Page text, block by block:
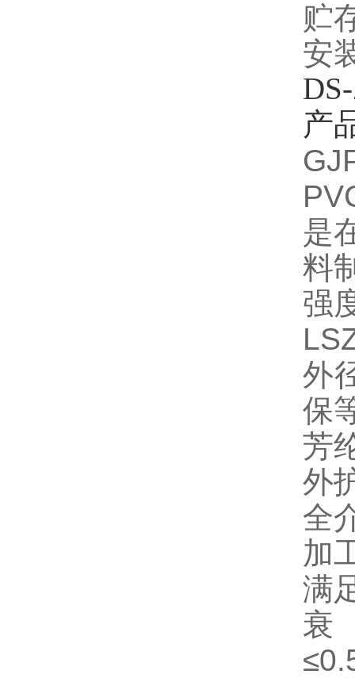
贮
安
产
是
料
强
外
保
芳
外
全
加
满